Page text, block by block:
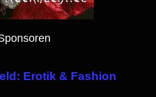
Erotik & Fashion